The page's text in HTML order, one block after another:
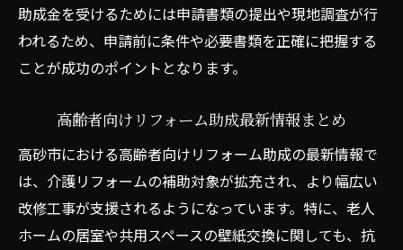
助成金を受けるためには申請書類の提出や現地調査が行
われるため、申請前に条件や必要書類を正確に把握する
ことが成功のポイントとなります。
高齢者向けリフォーム助成最新情報まとめ
高砂市における高齢者向けリフォーム助成の最新情報で
は、介護リフォームの補助対象が拡充され、より幅広い
改修工事が支援されるようになっています。特に、老人
ホームの居室や共用スペースの壁紙交換に関しても、抗